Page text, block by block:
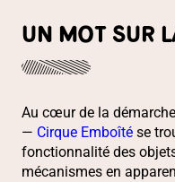
UN MOT SUR
Au cœur de la
— Cirque Emboîté se
fonctionnalité des
mécanismes en